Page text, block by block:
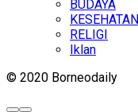
BUDAYA
KESEHATAN
RELIGI
Iklan
© 2020 Borneodaily